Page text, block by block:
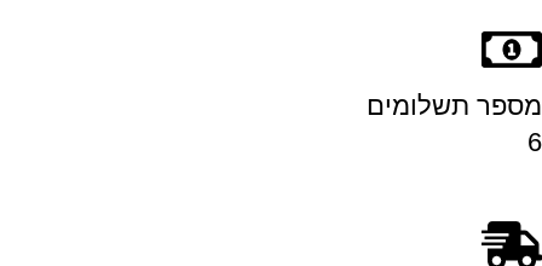
מספר תשלומים
6